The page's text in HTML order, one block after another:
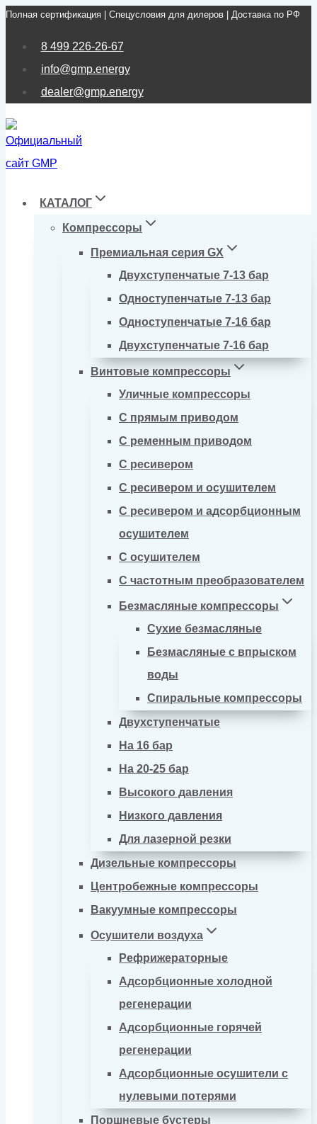
Перейти
Полная сертификация | Спецусловия для дилеров | Доставка по РФ
8 499 226-26-67
info@gmp.energy
dealer@gmp.energy
КАТАЛОГ
Компрессоры
Премиальная серия GX
Двухступенчатые 7-13 бар
Одноступенчатые 7-13 бар
Одноступенчатые 7-16 бар
Двухступенчатые 7-16 бар
Винтовые компрессоры
Уличные компрессоры
С прямым приводом
С ременным приводом
С ресивером
С ресивером и осушителем
С ресивером и адсорбционным
осушителем
С осушителем
С частотным преобразователем
Безмасляные компрессоры
Сухие безмасляные
Безмасляные с впрыском
воды
Спиральные компрессоры
Двухступенчатые
На 16 бар
На 20-25 бар
Высокого давления
Низкого давления
Для лазерной резки
Дизельные компрессоры
Центробежные компрессоры
Вакуумные компрессоры
Осушители воздуха
Рефрижераторные
Адсорбционные холодной
регенерации
Адсорбционные горячей
регенерации
Адсорбционные осушители с
нулевыми потерями
Поршневые бустеры